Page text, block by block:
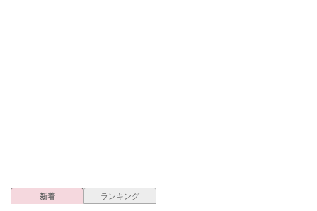
新着 ランキング